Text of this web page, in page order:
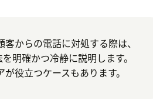
からの電話に対処する際は、
明確かつ冷静に説明します。
役立つケースもあります。